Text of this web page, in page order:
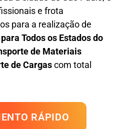
e frota
para a realização de
Todos os Estados do
de Materiais
de Cargascom total
RÁPIDO